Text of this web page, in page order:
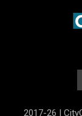
2017-26 |